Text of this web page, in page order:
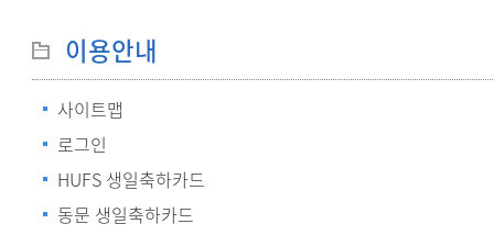
이용안내
사이트맵
로그인
HUFS 생일축하카드
동문 생일축하카드